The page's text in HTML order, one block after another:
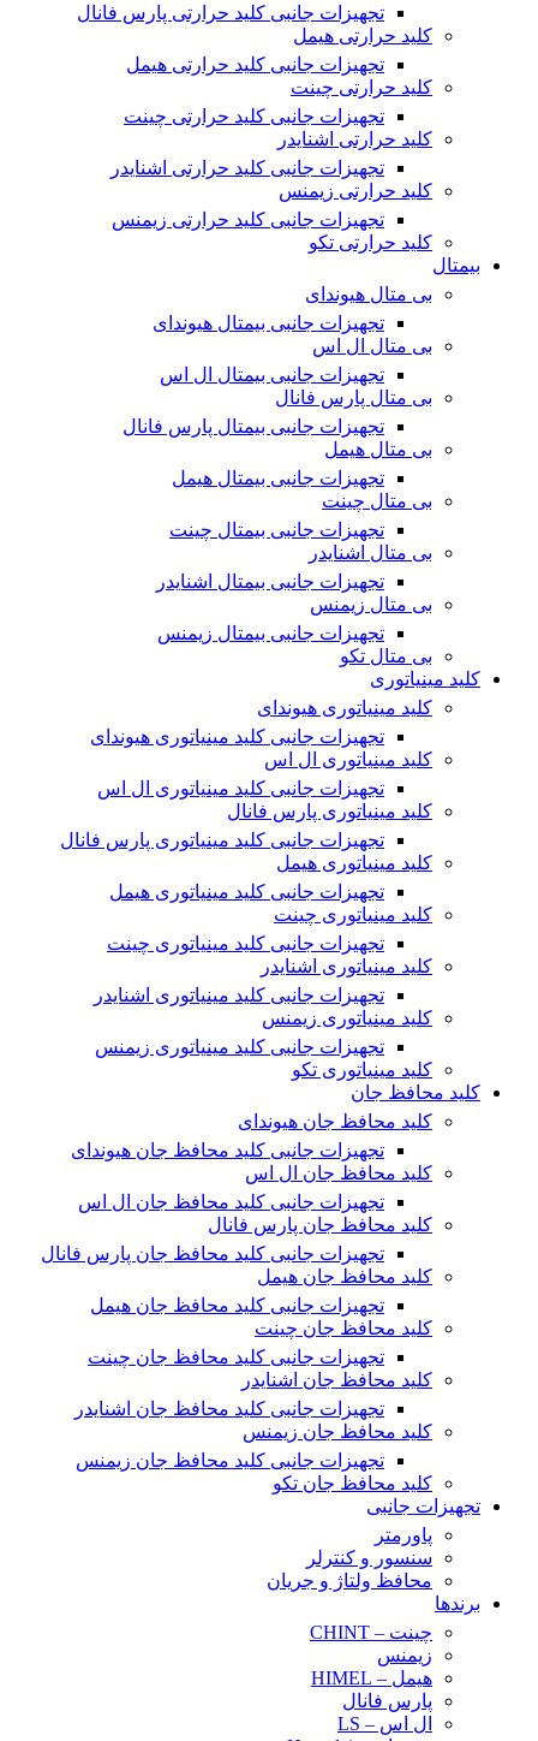
تجهیزات جانبی کلید حرارتی پارس فانال
کلید حرارتی هیمل
تجهیزات جانبی کلید حرارتی هیمل
کلید حرارتی چینت
تجهیزات جانبی کلید حرارتی چینت
کلید حرارتی اشنایدر
تجهیزات جانبی کلید حرارتی اشنایدر
کلید حرارتی زیمنس
تجهیزات جانبی کلید حرارتی زیمنس
کلید حرارتی تکو
بیمتال
بی متال هیوندای
تجهیزات جانبی بیمتال هیوندای
بی متال ال اس
تجهیزات جانبی بیمتال ال اس
بی متال پارس فانال
تجهیزات جانبی بیمتال پارس فانال
بی متال هیمل
تجهیزات جانبی بیمتال هیمل
بی متال چینت
تجهیزات جانبی بیمتال چینت
بی متال اشنایدر
تجهیزات جانبی بیمتال اشنایدر
بی متال زیمنس
تجهیزات جانبی بیمتال زیمنس
بی متال تکو
کلید مینیاتوری
کلید مینیاتوری هیوندای
تجهیزات جانبی کلید مینیاتوری هیوندای
کلید مینیاتوری ال اس
تجهیزات جانبی کلید مینیاتوری ال اس
کلید مینیاتوری پارس فانال
تجهیزات جانبی کلید مینیاتوری پارس فانال
کلید مینیاتوری هیمل
تجهیزات جانبی کلید مینیاتوری هیمل
کلید مینیاتوری چینت
تجهیزات جانبی کلید مینیاتوری چینت
کلید مینیاتوری اشنایدر
تجهیزات جانبی کلید مینیاتوری اشنایدر
کلید مینیاتوری زیمنس
تجهیزات جانبی کلید مینیاتوری زیمنس
کلید مینیاتوری تکو
کلید محافظ جان
کلید محافظ جان هیوندای
تجهیزات جانبی کلید محافظ جان هیوندای
کلید محافظ جان ال اس
تجهیزات جانبی کلید محافظ جان ال اس
کلید محافظ جان پارس فانال
تجهیزات جانبی کلید محافظ جان پارس فانال
کلید محافظ جان هیمل
تجهیزات جانبی کلید محافظ جان هیمل
کلید محافظ جان چینت
تجهیزات جانبی کلید محافظ جان چینت
کلید محافظ جان اشنایدر
تجهیزات جانبی کلید محافظ جان اشنایدر
کلید محافظ جان زیمنس
تجهیزات جانبی کلید محافظ جان زیمنس
کلید محافظ جان تکو
تجهیزات جانبی
پاورمتر
سنسور و کنترلر
محافظ ولتاژ و‌ جریان
برندها
چینت – CHINT
زیمنس
هیمل – HIMEL
پارس فانال
ال اس – LS